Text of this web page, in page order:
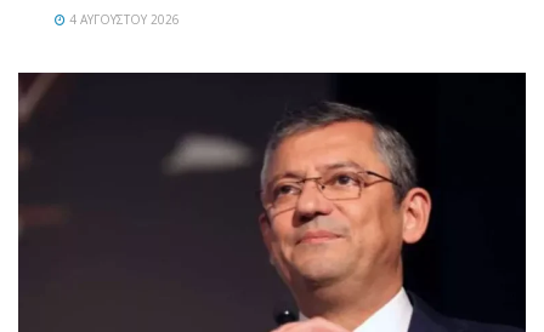
4 ΑΥΓΟΎΣΤΟΥ 2026